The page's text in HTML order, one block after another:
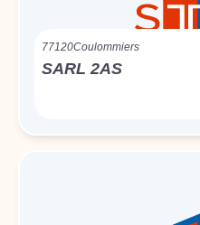
77120Coulommiers
SARL 2AS